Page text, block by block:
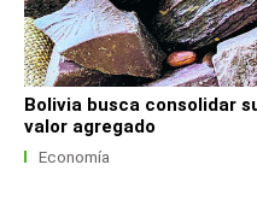
Bolivia busca consolidar
valor agregado
Economía